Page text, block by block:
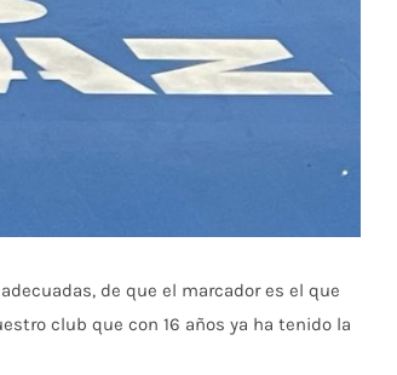
de que el marcador es el que
club que con 16 años ya ha tenido la